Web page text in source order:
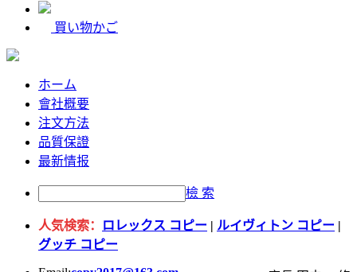
買い物かご
ホーム
會社概要
注文方法
品質保證
最新情报
檢 索
人気検索： ロレックス コピー | ルイヴィトン コピー |
グッチ コピー